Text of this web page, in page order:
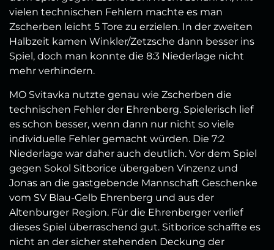
vielen technischen Fehlern machte es man
Zscherben leicht 5 Tore zu erzielen. In der zweiten
Halbzeit kamen Winkler/Zetzsche dann besser ins
Spiel, doch man konnte die 8:3 Niederlage nicht
mehr verhindern.
MO Svitavka nutzte genau wie Zscherben die
technischen Fehler der Ehrenberg. Spielerisch lief
es schon besser, wenn dann nur nicht so viele
individuelle Fehler gemacht würden. Die 7:2
Niederlage war daher auch deutlich. Vor dem Spiel
gegen Sokol Sitborice übergaben Vinzenz und
Jonas an die gastgebende Mannschaft Geschenke
vom SV Blau-Gelb Ehrenberg und aus der
Altenburger Region. Für die Ehrenberger verlief
dieses Spiel überraschend gut. Sitborice schaffte es
nicht an der sicher stehenden Deckung der